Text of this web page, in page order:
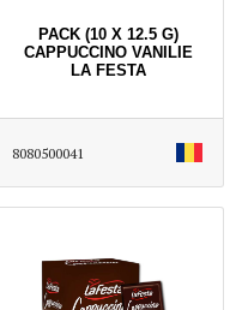
PACK (10 X 12.5 G)
CAPPUCCINO VANILIE
LA FESTA
8080500041